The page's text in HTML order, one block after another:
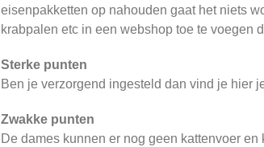
eisenpakketten op nahouden gaat het niets
krabpalen etc in een webshop toe te voegen
Sterke punten
Ben je verzorgend ingesteld dan vind je hier
Zwakke punten
De dames kunnen er nog geen kattenvoer